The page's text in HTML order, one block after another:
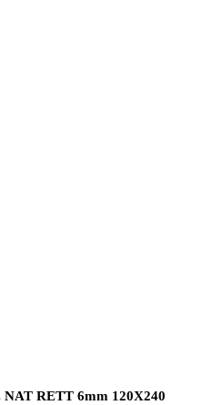
RETT 6mm 120X240